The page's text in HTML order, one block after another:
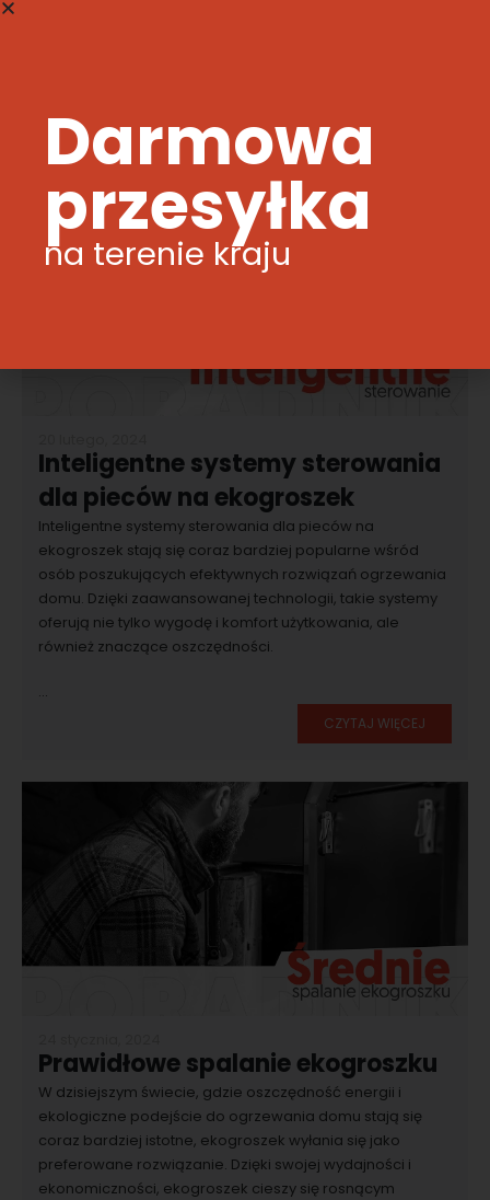
CZYTAJ WIĘCEJ
Inteligentne systemy sterowania
dla pieców na ekogroszek
Inteligentne systemy sterowania dla pieców na
ekogroszek stają się coraz bardziej popularne wśród
osób poszukujących efektywnych rozwiązań ogrzewania
domu. Dzięki zaawansowanej technologii, takie systemy
oferują nie tylko wygodę i komfort użytkowania, ale
również znaczące oszczędności.
...
CZYTAJ WIĘCEJ
Prawidłowe spalanie ekogroszku
W dzisiejszym świecie, gdzie oszczędność energii i
ekologiczne podejście do ogrzewania domu stają się
coraz bardziej istotne, ekogroszek wyłania się jako
preferowane rozwiązanie. Dzięki swojej wydajności i
ekonomiczności, ekogroszek cieszy się rosnącym
Darmowa
przesyłka
na terenie kraju